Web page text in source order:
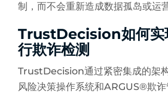
制，而不会重新造成数据孤岛或运
TrustDecision如何实
行欺诈检测
TrustDecision通过紧密集成的架
风险决策操作系统和ARGUS®欺